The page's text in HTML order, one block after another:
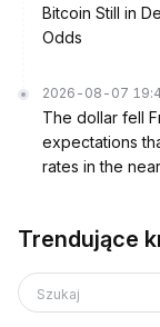
Bitcoin Still in
Odds
2026-08-07
The dollar fell
expectations
rates in the
Trendujące
Szukaj